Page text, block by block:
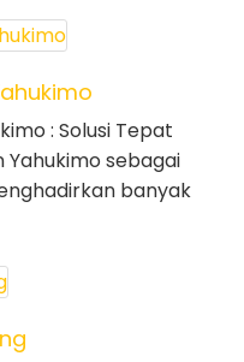
: Solusi Tepat
sebagai
banyak